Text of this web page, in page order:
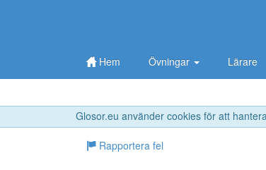
Glosor.eu använder cookies för att
Hem Övningar Lärare
Rapportera fel